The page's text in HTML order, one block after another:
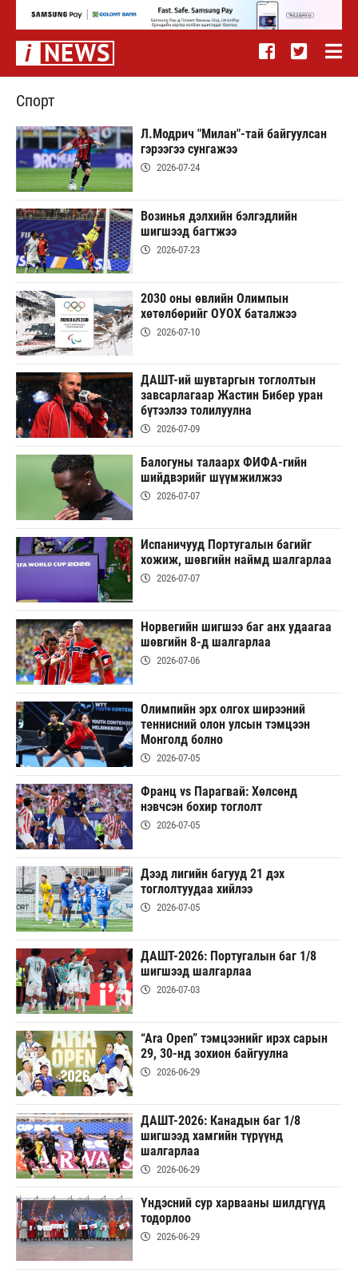
Спорт
Л.Модрич "Милан"-тай байгуулсан
гэрээгээ сунгажээ
2026-07-24
Возинья дэлхийн бэлгэдлийн
шигшээд багтжээ
2026-07-23
2030 оны өвлийн Олимпын
хөтөлбөрийг ОУОХ баталжээ
2026-07-10
ДАШТ-ий шувтаргын тоглолтын
завсарлагаар Жастин Бибер уран
бүтээлээ толилуулна
2026-07-09
Балогуны талаарх ФИФА-гийн
шийдвэрийг шүүмжилжээ
2026-07-07
Испаничууд Португалын багийг
хожиж, шөвгийн наймд шалгарлаа
2026-07-07
Норвегийн шигшээ баг анх удаагаа
шөвгийн 8-д шалгарлаа
2026-07-06
Олимпийн эрх олгох ширээний
теннисний олон улсын тэмцээн
Монголд болно
2026-07-05
Франц vs Парагвай: Хөлсөнд
нэвчсэн бохир тоглолт
2026-07-05
Дээд лигийн багууд 21 дэх
тоглолтуудаа хийлээ
2026-07-05
ДАШТ-2026: Португалын баг 1/8
шигшээд шалгарлаа
2026-07-03
“Ara Open” тэмцээнийг ирэх сарын
29, 30-нд зохион байгуулна
2026-06-29
ДАШТ-2026: Канадын баг 1/8
шигшээд хамгийн түрүүнд
шалгарлаа
2026-06-29
Үндэсний сур харвааны шилдгүүд
тодорлоо
2026-06-29